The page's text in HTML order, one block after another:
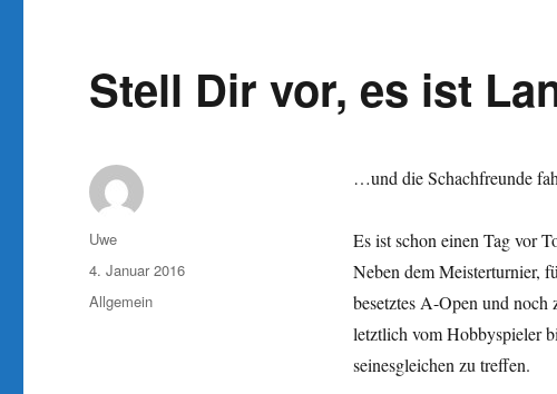
Stell Dir vor, es ist
…und die Schachfreunde
Es ist schon einen Tag vor
Neben dem Meisterturnier,
besetztes A-Open und noch
letztlich vom Hobbyspieler
seinesgleichen zu treffen.
Autor
Uwe
Veröffentlicht
am
4. Januar 2016
Kategorien
Allgemein